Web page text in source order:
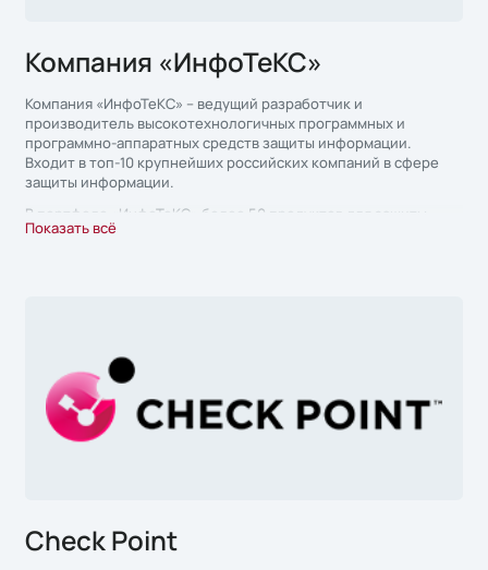
Компания «ИнфоТеКС»
Компания «ИнфоТеКС» – ведущий разработчик и
производитель высокотехнологичных программных и
программно-аппаратных средств защиты информации.
Входит в топ-10 крупнейших российских компаний в сфере
защиты информации.
В портфеле «ИнфоТеКС» более 50 продуктов для защиты
информации, выпускаемых под брендом ViPNet. В штате
выработки и распределения ключей.
Показать всё
Check Point